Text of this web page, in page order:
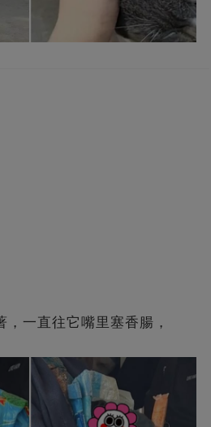
一直往它嘴里塞香腸，